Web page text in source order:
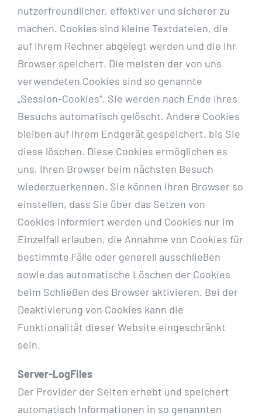
nutzerfreundlicher, effektiver und sicherer zu
machen. Cookies sind kleine Textdateien, die
auf Ihrem Rechner abgelegt werden und die Ihr
Browser speichert. Die meisten der von uns
verwendeten Cookies sind so genannte
„Session-Cookies“. Sie werden nach Ende Ihres
Besuchs automatisch gelöscht. Andere Cookies
bleiben auf Ihrem Endgerät gespeichert, bis Sie
diese löschen. Diese Cookies ermöglichen es
uns, Ihren Browser beim nächsten Besuch
wiederzuerkennen. Sie können Ihren Browser so
einstellen, dass Sie über das Setzen von
Cookies informiert werden und Cookies nur im
Einzelfall erlauben, die Annahme von Cookies für
bestimmte Fälle oder generell ausschließen
sowie das automatische Löschen der Cookies
beim Schließen des Browser aktivieren. Bei der
Deaktivierung von Cookies kann die
Funktionalität dieser Website eingeschränkt
sein.
Server-LogFiles
Der Provider der Seiten erhebt und speichert
automatisch Informationen in so genannten